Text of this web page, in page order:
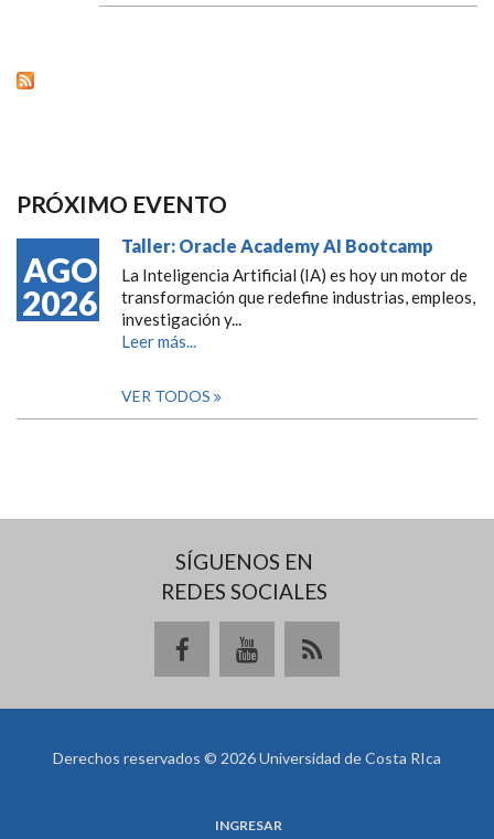
PRÓXIMO EVENTO
AGO
2026
Taller: Oracle Academy AI Bootcamp
La Inteligencia Artificial (IA) es hoy un motor de
transformación que redefine industrias, empleos,
investigación y...
Leer más...
VER TODOS
SÍGUENOS EN
REDES SOCIALES
Derechos reservados © 2026 Universidad de Costa RIca
INGRESAR